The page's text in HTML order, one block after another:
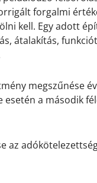
forgalmi
kell. Egy adott
átalakítás,
megszűnése
a második
az